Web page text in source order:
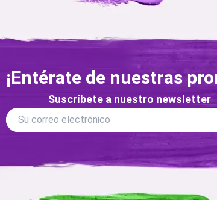
¡Entérate de nuestras
Suscríbete a nuestro newsletter
Correo
electronico
Su correo electrónico